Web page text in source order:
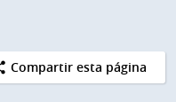
Compartir esta página